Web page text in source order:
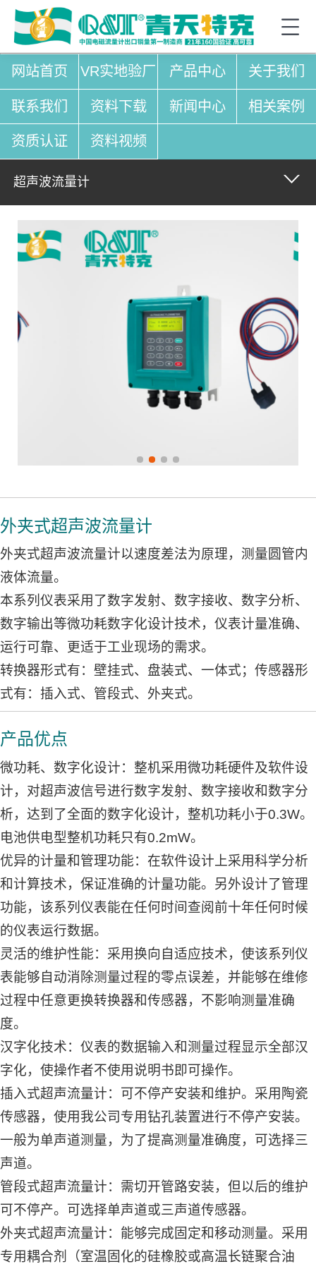
网站首页 VR实地验厂 产品中心 关于我们
联系我们 资料下载 新闻中心 相关案例
资质认证 资料视频
超声波流量计
外夹式超声波流量计
外夹式超声波流量计以速度差法为原理，测量圆管内
液体流量。
本系列仪表采用了数字发射、数字接收、数字分析、
数字输出等微功耗数字化设计技术，仪表计量准确、
运行可靠、更适于工业现场的需求。
转换器形式有：壁挂式、盘装式、一体式；传感器形
式有：插入式、管段式、外夹式。
产品优点
微功耗、数字化设计：整机采用微功耗硬件及软件设
计，对超声波信号进行数字发射、数字接收和数字分
析，达到了全面的数字化设计，整机功耗小于0.3W。
电池供电型整机功耗只有0.2mW。
优异的计量和管理功能：在软件设计上采用科学分析
和计算技术，保证准确的计量功能。另外设计了管理
功能，该系列仪表能在任何时间查阅前十年任何时候
的仪表运行数据。
灵活的维护性能：采用换向自适应技术，使该系列仪
表能够自动消除测量过程的零点误差，并能够在维修
过程中任意更换转换器和传感器，不影响测量准确
度。
汉字化技术：仪表的数据输入和测量过程显示全部汉
字化，使操作者不使用说明书即可操作。
插入式超声流量计：可不停产安装和维护。采用陶瓷
传感器，使用我公司专用钻孔装置进行不停产安装。
一般为单声道测量，为了提高测量准确度，可选择三
声道。
管段式超声流量计：需切开管路安装，但以后的维护
可不停产。可选择单声道或三声道传感器。
外夹式超声流量计：能够完成固定和移动测量。采用
专用耦合剂（室温固化的硅橡胶或高温长链聚合油